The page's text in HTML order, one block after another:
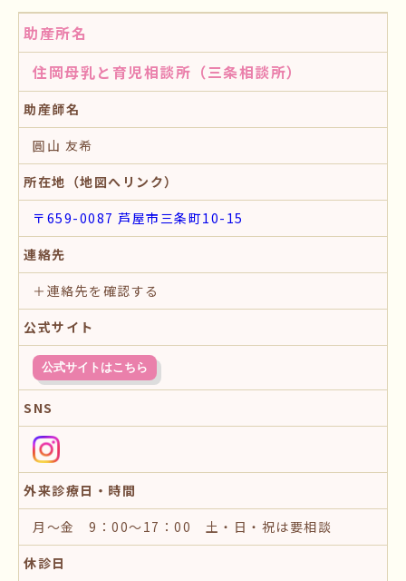
助産所名
住岡母乳と育児相談所（三条相談所）
助産師名
圓山 友希
所在地（地図へリンク）
〒659-0087 芦屋市三条町10-15
連絡先
＋連絡先を確認する
公式サイト
公式サイトはこちら
SNS
外来診療日・時間
月～金 9：00～17：00 土・日・祝は要相談
休診日